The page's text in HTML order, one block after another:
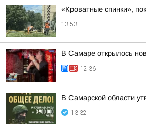
«Кроватные спинки»,
13:53
В Самаре открылось
12:36
В Самарской области
13:32